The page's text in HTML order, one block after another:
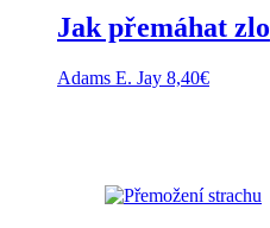
Jak přemáhat zlo
Adams E. Jay 8,40€